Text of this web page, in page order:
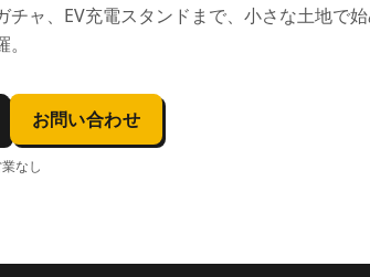
チャ、EV充電スタンドまで、小さな土地で
お問い合わせ
なし